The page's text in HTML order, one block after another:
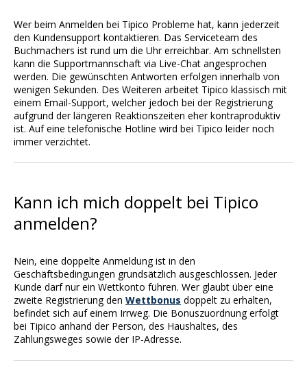
Wer beim Anmelden bei Tipico Probleme hat, kann jederzeit
den Kundensupport kontaktieren. Das Serviceteam des
Buchmachers ist rund um die Uhr erreichbar. Am schnellsten
kann die Supportmannschaft via Live-Chat angesprochen
werden. Die gewünschten Antworten erfolgen innerhalb von
wenigen Sekunden. Des Weiteren arbeitet Tipico klassisch mit
einem Email-Support, welcher jedoch bei der Registrierung
aufgrund der längeren Reaktionszeiten eher kontraproduktiv
ist. Auf eine telefonische Hotline wird bei Tipico leider noch
immer verzichtet.
Kann ich mich doppelt bei Tipico
anmelden?
Nein, eine doppelte Anmeldung ist in den
Geschäftsbedingungen grundsätzlich ausgeschlossen. Jeder
Kunde darf nur ein Wettkonto führen. Wer glaubt über eine
zweite Registrierung den Wettbonus doppelt zu erhalten,
befindet sich auf einem Irrweg. Die Bonuszuordnung erfolgt
bei Tipico anhand der Person, des Haushaltes, des
Zahlungsweges sowie der IP-Adresse.